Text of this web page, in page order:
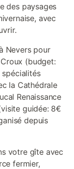
des paysages
avec
Nevers pour
(budget:
la Cathédrale
Renaissance
guidée: 8€
depuis
votre gîte avec
fermier,